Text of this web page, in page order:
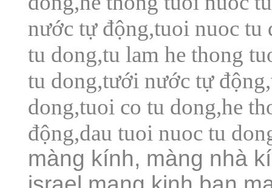
nước tự động,tuoi nuoc
tu dong,tu lam he thong
tu dong,tưới nước tự
dong,tuoi co tu dong,he
động,dau tuoi nuoc tu
màng kính, màng nhà